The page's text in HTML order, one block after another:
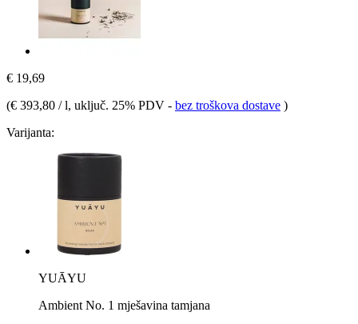
€ 19,69
(€ 393,80 / l, uključ. 25% PDV - bez troškova dostave )
Varijanta:
YUĀYU
Ambient No. 1 mješavina tamjana